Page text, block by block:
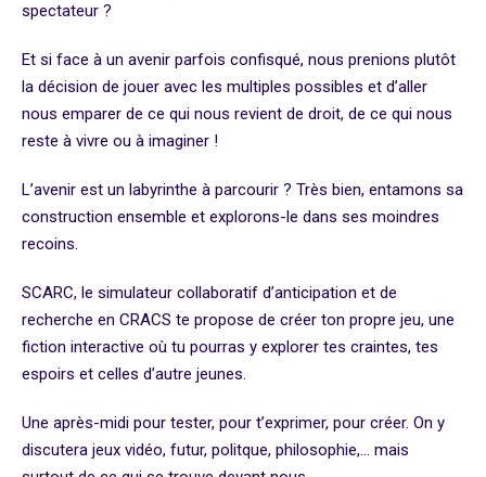
spectateur ?
Et si face à un avenir parfois confisqué, nous prenions plutôt
la décision de jouer avec les multiples possibles et d’aller
nous emparer de ce qui nous revient de droit, de ce qui nous
reste à vivre ou à imaginer !
L’avenir est un labyrinthe à parcourir ? Très bien, entamons sa
construction ensemble et explorons-le dans ses moindres
recoins.
SCARC, le simulateur collaboratif d’anticipation et de
recherche en CRACS te propose de créer ton propre jeu, une
fiction interactive où tu pourras y explorer tes craintes, tes
espoirs et celles d’autre jeunes.
Une après-midi pour tester, pour t’exprimer, pour créer. On y
discutera jeux vidéo, futur, politque, philosophie,… mais